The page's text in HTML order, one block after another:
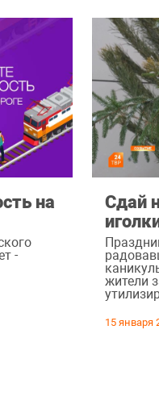
на
-
Сдай
жители
15 января